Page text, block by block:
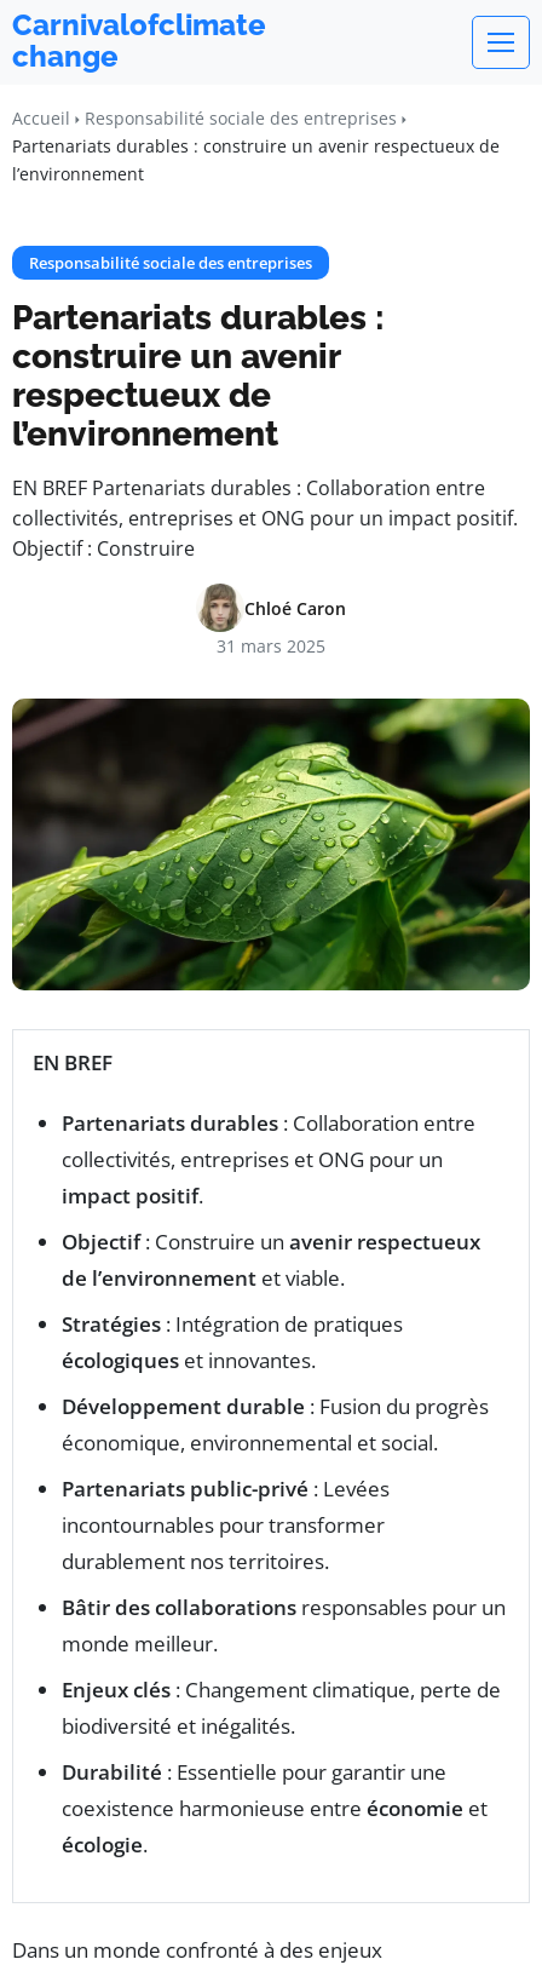
Carnivalofclimate
change
Accueil
Responsabilité sociale des entreprises
Partenariats durables : construire un avenir respectueux de
l’environnement
Responsabilité sociale des entreprises
Partenariats durables :
construire un avenir
respectueux de
l’environnement
EN BREF Partenariats durables : Collaboration entre
collectivités, entreprises et ONG pour un impact positif.
Objectif : Construire
Chloé Caron
31 mars 2025
EN BREF
Partenariats durables : Collaboration entre
collectivités, entreprises et ONG pour un
impact positif.
Objectif: Construire un avenir respectueux
de l’environnement et viable.
Stratégies : Intégration de pratiques
écologiques et innovantes.
Développement durable : Fusion du progrès
économique, environnemental et social.
Partenariats public-privé : Levées
incontournables pour transformer
durablement nos territoires.
Bâtir des collaborations responsables pour un
monde meilleur.
Enjeux clés : Changement climatique, perte de
biodiversité et inégalités.
Durabilité : Essentielle pour garantir une
coexistence harmonieuse entre économie et
écologie.
Dans un monde confronté à des enjeux